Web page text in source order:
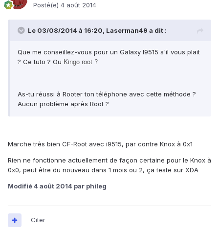
Posté(e) 4 août 2014
Le 03/08/2014 à 16:20, Laserman49 a dit :
Que me conseillez-vous pour un Galaxy I9515 s'il vous plait
? Ce tuto ? Ou Kingo root ?
As-tu réussi à Rooter ton téléphone avec cette méthode ?
Aucun problème après Root ?
Marche très bien CF-Root avec i9515, par contre Knox à 0x1
Rien ne fonctionne actuellement de façon certaine pour le Knox à
0x0, peut être du nouveau dans 1 mois ou 2, ça teste sur XDA
Modifié4 août 2014 par phileg
Citer